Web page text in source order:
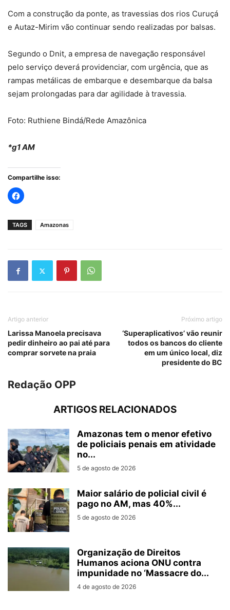
Com a construção da ponte, as travessias dos rios Curuçá
e Autaz-Mirim vão continuar sendo realizadas por balsas.
Segundo o Dnit, a empresa de navegação responsável
pelo serviço deverá providenciar, com urgência, que as
rampas metálicas de embarque e desembarque da balsa
sejam prolongadas para dar agilidade à travessia.
Foto: Ruthiene Bindá/Rede Amazônica
*g1 AM
Compartilhe isso:
TAGS Amazonas
Artigo anterior
Larissa Manoela precisava
pedir dinheiro ao pai até para
comprar sorvete na praia
Próximo artigo
‘Superaplicativos’ vão reunir
todos os bancos do cliente
em um único local, diz
presidente do BC
Redação OPP
ARTIGOS RELACIONADOS
Amazonas tem o menor efetivo
de policiais penais em atividade
no...
5 de agosto de 2026
Maior salário de policial civil é
pago no AM, mas 40%...
5 de agosto de 2026
Organização de Direitos
Humanos aciona ONU contra
impunidade no ‘Massacre do...
4 de agosto de 2026